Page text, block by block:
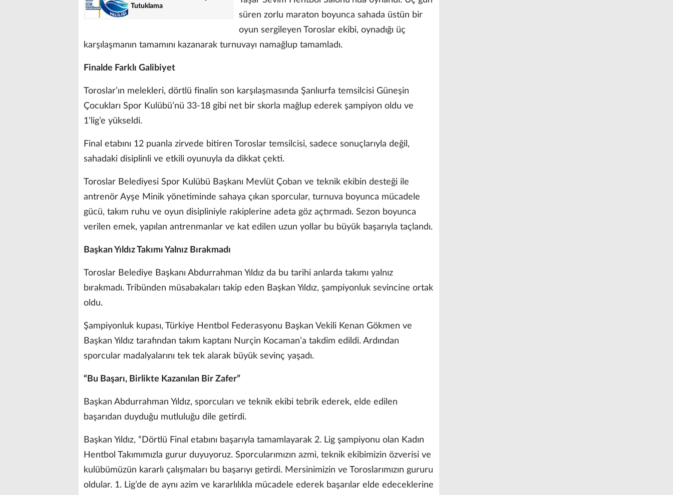
Tutuklama
süren zorlu maraton boyunca sahada üstün bir
oyun sergileyen Toroslar ekibi, oynadığı üç
karşılaşmanın tamamını kazanarak turnuvayı namağlup tamamladı.
Finalde Farklı Galibiyet
Toroslar’ın melekleri, dörtlü finalin son karşılaşmasında Şanlıurfa temsilcisi Güneşin
Çocukları Spor Kulübü’nü 33-18 gibi net bir skorla mağlup ederek şampiyon oldu ve
1’lig’e yükseldi.
Final etabını 12 puanla zirvede bitiren Toroslar temsilcisi, sadece sonuçlarıyla değil,
sahadaki disiplinli ve etkili oyunuyla da dikkat çekti.
Toroslar Belediyesi Spor Kulübü Başkanı Mevlüt Çoban ve teknik ekibin desteği ile
antrenör Ayşe Minik yönetiminde sahaya çıkan sporcular, turnuva boyunca mücadele
gücü, takım ruhu ve oyun disipliniyle rakiplerine adeta göz açtırmadı. Sezon boyunca
verilen emek, yapılan antrenmanlar ve kat edilen uzun yollar bu büyük başarıyla taçlandı.
Başkan Yıldız Takımı Yalnız Bırakmadı
Toroslar Belediye Başkanı Abdurrahman Yıldız da bu tarihi anlarda takımı yalnız
bırakmadı. Tribünden müsabakaları takip eden Başkan Yıldız, şampiyonluk sevincine ortak
oldu.
Şampiyonluk kupası, Türkiye Hentbol Federasyonu Başkan Vekili Kenan Gökmen ve
Başkan Yıldız tarafından takım kaptanı Nurçin Kocaman’a takdim edildi. Ardından
sporcular madalyalarını tek tek alarak büyük sevinç yaşadı.
“Bu Başarı, Birlikte Kazanılan Bir Zafer”
Başkan Abdurrahman Yıldız, sporcuları ve teknik ekibi tebrik ederek, elde edilen
başarıdan duyduğu mutluluğu dile getirdi.
Başkan Yıldız, “Dörtlü Final etabını başarıyla tamamlayarak 2. Lig şampiyonu olan Kadın
Hentbol Takımımızla gurur duyuyoruz. Sporcularımızın azmi, teknik ekibimizin özverisi ve
kulübümüzün kararlı çalışmaları bu başarıyı getirdi. Mersinimizin ve Toroslarımızın gururu
oldular. 1. Lig’de de aynı azim ve kararlılıkla mücadele ederek başarılar elde edeceklerine